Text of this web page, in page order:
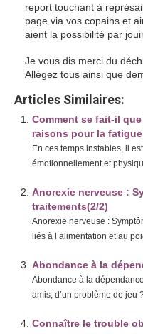
report touchant à
page via vos copains et
aient la possibilité par
Je vous dis merci du
Allégez tous ainsi que
Articles Similaires:
Comment se fait-il
raisons pour la
En ces temps instables, il
émotionnellement et
Anorexie nerveuse :
traitements(2/2)
Anorexie nerveuse :
liés à l’alimentation et au
Abondance à la
Abondance à la
amis, d’un problème de jeu
Connaître le trouble